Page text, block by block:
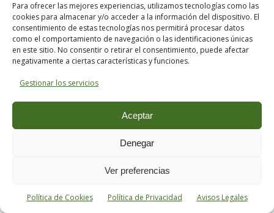
Para ofrecer las mejores experiencias, utilizamos tecnologías como las
cookies para almacenar y/o acceder a la información del dispositivo. El
consentimiento de estas tecnologías nos permitirá procesar datos
como el comportamiento de navegación o las identificaciones únicas
en este sitio. No consentir o retirar el consentimiento, puede afectar
negativamente a ciertas características y funciones.
Gestionar los servicios
Aceptar
Denegar
Ver preferencias
Política de Cookies Política de Privacidad Avisos Legales
Hobbes insistirá en que esta última
proposición (el derecho de coacción por
parte del soberano) es condición necesaria
para la primera (la libertad de expresión de
los súbditos), siendo indiferente, en tanto, la
forma de gobierno que se imponga;
mientras que Spinoza sostendrá que la
libertad de expresión, especialmente en una
manera en que el soberano puede ejercer su
derecho a la coacción.